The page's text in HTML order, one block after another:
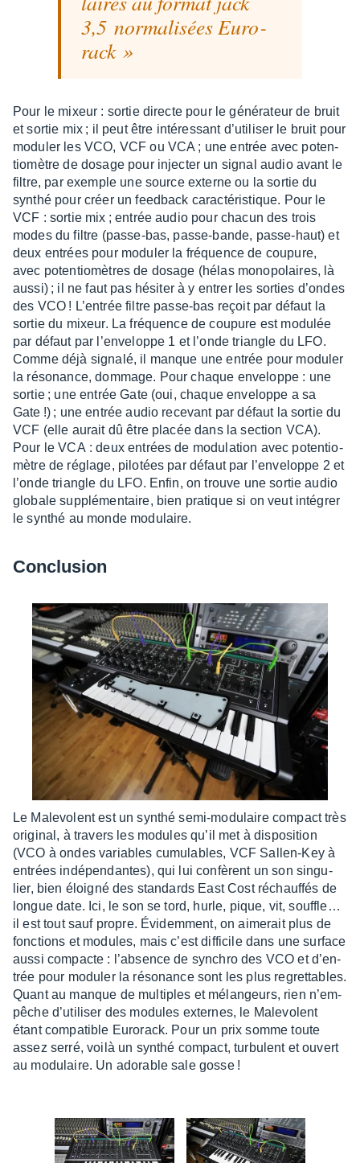
3,5 norma­li­sées Euro­
rack
Pour le mixeur : sortie directe pour le géné­ra­teur de bruit
et sortie mix ; il peut être inté­res­sant d’uti­li­ser le bruit pour
modu­ler les VCO, VCF ou VCA ; une entrée avec poten­
tio­mètre de dosage pour injec­ter un signal audio avant le
filtre, par exemple une source externe ou la sortie du
synthé pour créer un feed­back carac­té­ris­tique. Pour le
VCF : sortie mix ; entrée audio pour chacun des trois
modes du filtre (passe-bas, passe-bande, passe-haut) et
deux entrées pour modu­ler la fréquence de coupure,
avec poten­tio­mètres de dosage (hélas mono­po­laires, là
aussi) ; il ne faut pas hési­ter à y entrer les sorties d’ondes
des VCO ! L’en­trée filtre passe-bas reçoit par défaut la
sortie du mixeur. La fréquence de coupure est modu­lée
par défaut par l’en­ve­loppe 1 et l’onde triangle du LFO.
Comme déjà signalé, il manque une entrée pour modu­ler
la réso­nance, dommage. Pour chaque enve­loppe : une
sortie ; une entrée Gate (oui, chaque enve­loppe a sa
Gate !) ; une entrée audio rece­vant par défaut la sortie du
VCF (elle aurait dû être placée dans la section VCA).
Pour le VCA : deux entrées de modu­la­tion avec poten­tio­
mètre de réglage, pilo­tées par défaut par l’en­ve­loppe 2 et
l’onde triangle du LFO. Enfin, on trouve une sortie audio
globale supplé­men­taire, bien pratique si on veut inté­grer
le synthé au monde modu­laire.
Conclu­sion
Le Male­volent est un synthé semi-modu­laire compact très
origi­nal, à travers les modules qu’il met à dispo­si­tion
(VCO à ondes variables cumu­lables, VCF Sallen-Key à
entrées indé­pen­dantes), qui lui confèrent un son singu­
lier, bien éloi­gné des stan­dards East Cost réchauf­fés de
longue date. Ici, le son se tord, hurle, pique, vit, souf­fle…
il est tout sauf propre. Évidem­ment, on aime­rait plus de
fonc­tions et modules, mais c’est diffi­cile dans une surface
aussi compacte : l’ab­sence de synchro des VCO et d’en­
trée pour modu­ler la réso­nance sont les plus regret­tables.
Quant au manque de multiples et mélan­geurs, rien n’em­
pêche d’uti­li­ser des modules externes, le Male­volent
étant compa­tible Euro­rack. Pour un prix somme toute
assez serré, voilà un synthé compact, turbu­lent et ouvert
au modu­laire. Un adorable sale gosse !